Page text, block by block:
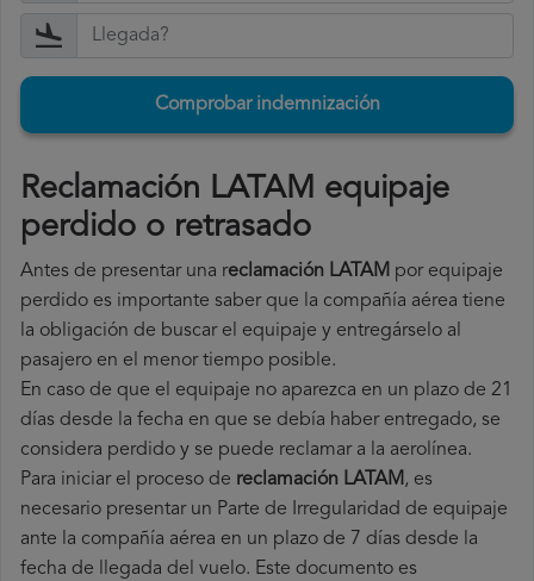
Comprobar indemnización
Reclamación LATAM equipaje
perdido o retrasado
Antes de presentar una reclamación LATAM por equipaje
perdido es importante saber que la compañía aérea tiene
la obligación de buscar el equipaje y entregárselo al
pasajero en el menor tiempo posible.
En caso de que el equipaje no aparezca en un plazo de 21
días desde la fecha en que se debía haber entregado, se
considera perdido y se puede reclamar a la aerolínea.
Para iniciar el proceso de reclamación LATAM, es
necesario presentar un Parte de Irregularidad de equipaje
ante la compañía aérea en un plazo de 7 días desde la
fecha de llegada del vuelo. Este documento es